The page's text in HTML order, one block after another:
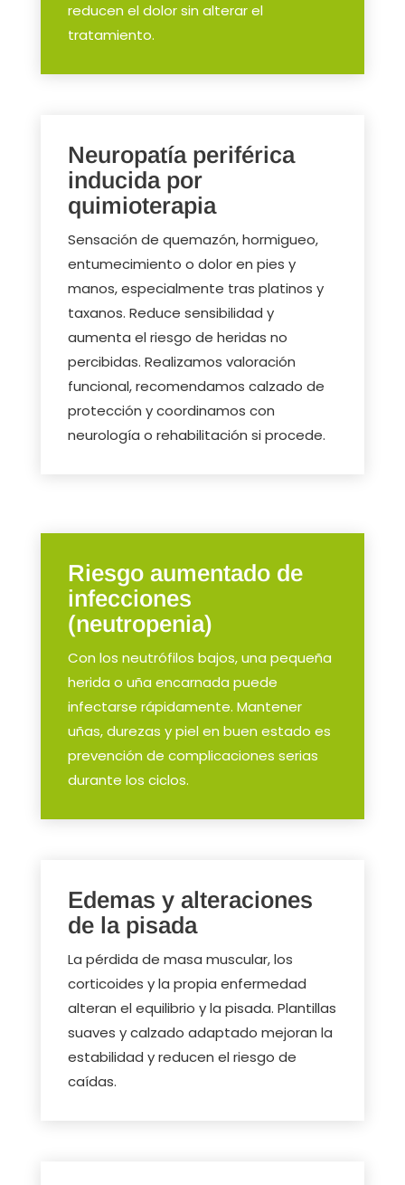
reducen el dolor sin alterar el
tratamiento.
Neuropatía periférica
inducida por
quimioterapia
Sensación de quemazón, hormigueo,
entumecimiento o dolor en pies y
manos, especialmente tras platinos y
taxanos. Reduce sensibilidad y
aumenta el riesgo de heridas no
percibidas. Realizamos valoración
funcional, recomendamos calzado de
protección y coordinamos con
neurología o rehabilitación si procede.
Riesgo aumentado de
infecciones
(neutropenia)
Con los neutrófilos bajos, una pequeña
herida o uña encarnada puede
infectarse rápidamente. Mantener
uñas, durezas y piel en buen estado es
prevención de complicaciones serias
durante los ciclos.
Edemas y alteraciones
de la pisada
La pérdida de masa muscular, los
corticoides y la propia enfermedad
alteran el equilibrio y la pisada. Plantillas
suaves y calzado adaptado mejoran la
estabilidad y reducen el riesgo de
caídas.